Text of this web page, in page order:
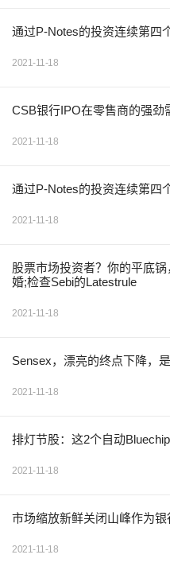
通过P-Notes的投资连续第四
2021-11-18
CSB银行IPO在零售商的强劲
2021-11-18
通过P-Notes的投资连续第四
2021-11-18
股票市场投资者？你的平底
婚;检查Sebi的Latestrule
2021-11-18
Sensex，漂亮的终点下降，
2021-11-18
排灯节股：这2个自动
2021-11-18
市场缩放新鲜关闭山峰作为银
2021-11-18